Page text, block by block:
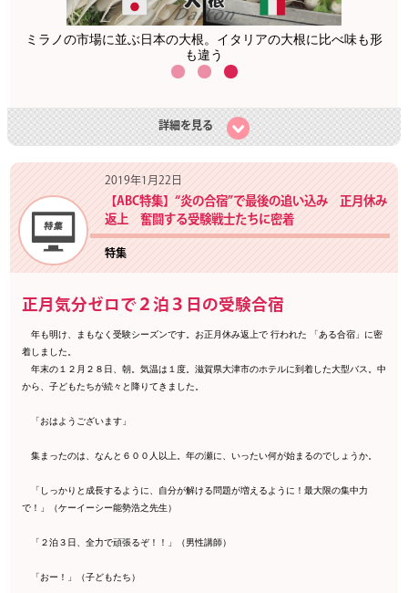
ミラノの市場に並ぶ日本の大根。イタリアの大根に比べ味も形
も違う
詳細を見る
2019年1月22日
【ABC特集】“炎の合宿”で最後の追い込み 正月休み
返上 奮闘する受験戦士たちに密着
特集
正月気分ゼロで２泊３日の受験合宿
年も明け、まもなく受験シーズンです。お正月休み返上で 行われた 「ある合宿」に密
着しました。
年末の１２月２８日、朝。気温は１度。滋賀県大津市のホテルに到着した大型バス。中
から、子どもたちが続々と降りてきました。
「おはようございます」
集まったのは、なんと６００人以上。年の瀬に、いったい何が始まるのでしょうか。
「しっかりと成長するように、自分が解ける問題が増えるように！最大限の集中力
で！」（ケーイーシー能勢浩之先生）
「２泊３日、全力で頑張るぞ！！」（男性講師）
「おー！」（子どもたち）